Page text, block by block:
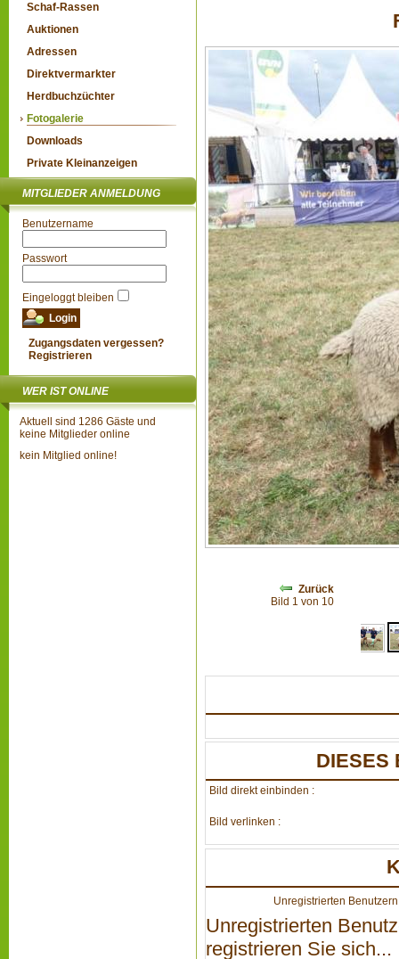
Schaf-Rassen
Auktionen
Adressen
Direktvermarkter
Herdbuchzüchter
Fotogalerie
Downloads
Private Kleinanzeigen
MITGLIEDER ANMELDUNG
Benutzername
Passwort
Eingeloggt bleiben
Zugangsdaten vergessen?
Registrieren
WER IST ONLINE
Aktuell sind 1286 Gäste und
keine Mitglieder online
kein Mitglied online!
Zurück
Bild 1 von 10
DIESES
Bild direkt einbinden :
Bild verlinken :
Unregistrierten
Unregistrierten
registrieren Sie sich...